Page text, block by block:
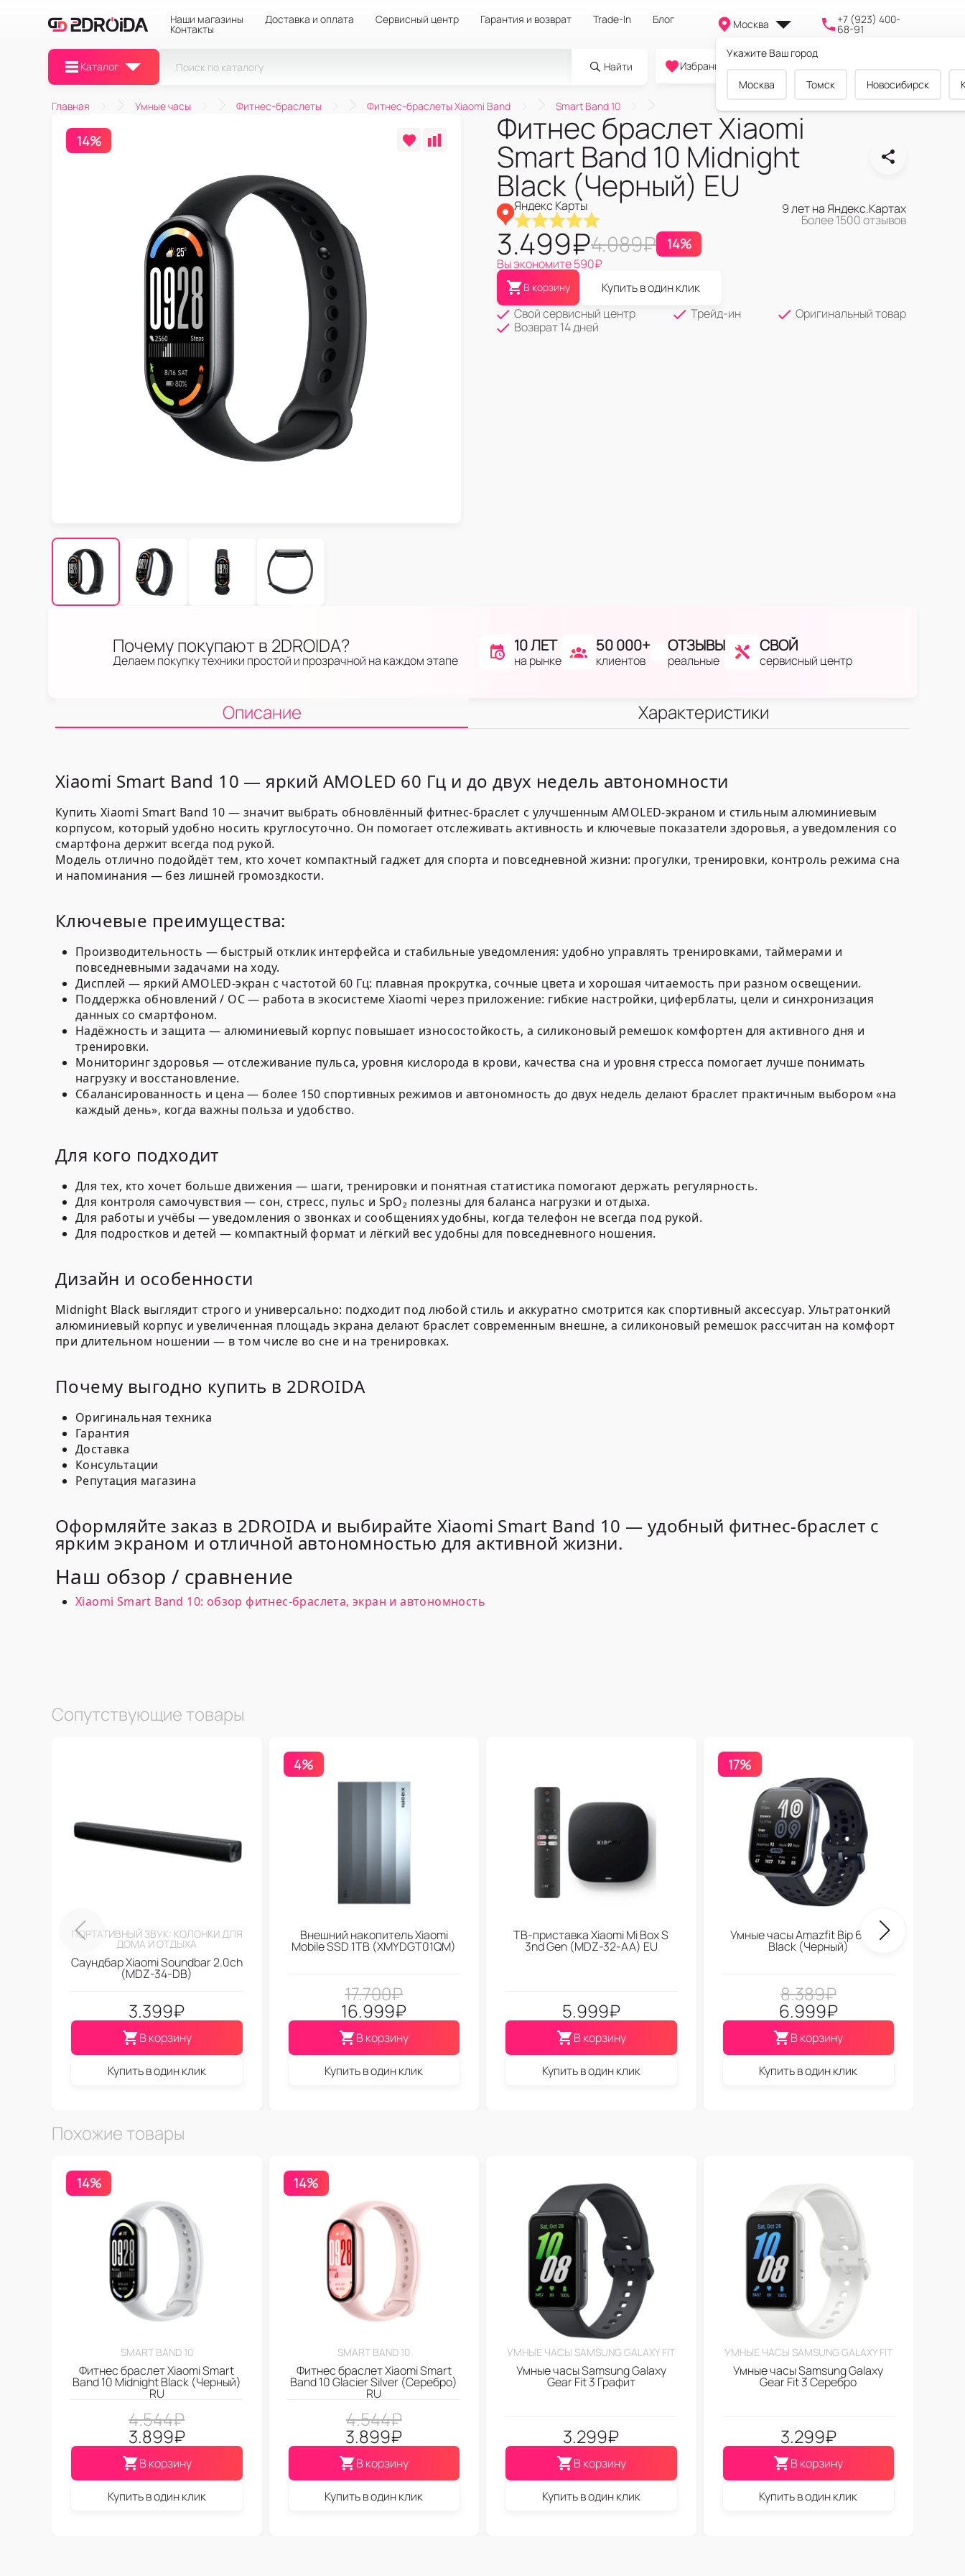
Наши магазины Доставка и оплата Сервисный центр Гарантия и возврат Trade-In Блог
Контакты Москва
Укажите Ваш город
Москва Томск Новосибирск
+7 (923) 400-
68-91
Каталог Найти
0
Избранное Cравнение Корзина
Главная Умные часы Фитнес-браслеты Фитнес-браслеты Xiaomi Band Smart Band 10
14% Фитнес браслет Xiaomi
Smart Band 10 Midnight
Black (Черный) EU
Яндекс Карты 9 лет на Яндекс.Картах
Более 1500 отзывов
4.089₽
3.499₽ 14%
Вы экономите590₽
В корзину
Купить в один клик
Свой сервисный центр
Трейд-ин
Оригинальный товар
Возврат 14 дней
Почему покупают в 2DROIDA?
Делаем покупку техники простой и прозрачной на каждом этапе
10 ЛЕТ
на рынке
50 000+
клиентов
ОТЗЫВЫ
реальные
СВОЙ
сервисный центр
Описание Характеристики
Xiaomi Smart Band 10 — яркий AMOLED 60 Гц и до двух недель автономности
Купить Xiaomi Smart Band 10 — значит выбрать обновлённый фитнес-браслет с улучшенным AMOLED-экраном и стильным алюминиевым
корпусом, который удобно носить круглосуточно. Он помогает отслеживать активность и ключевые показатели здоровья, а уведомления со
смартфона держит всегда под рукой.
Модель отлично подойдёт тем, кто хочет компактный гаджет для спорта и повседневной жизни: прогулки, тренировки, контроль режима сна
и напоминания — без лишней громоздкости.
Ключевые преимущества:
Производительность — быстрый отклик интерфейса и стабильные уведомления: удобно управлять тренировками, таймерами и
повседневными задачами на ходу.
Дисплей — яркий AMOLED-экран с частотой 60 Гц: плавная прокрутка, сочные цвета и хорошая читаемость при разном освещении.
Поддержка обновлений / ОС — работа в экосистеме Xiaomi через приложение: гибкие настройки, циферблаты, цели и синхронизация
данных со смартфоном.
Надёжность и защита — алюминиевый корпус повышает износостойкость, а силиконовый ремешок комфортен для активного дня и
тренировки.
Мониторинг здоровья — отслеживание пульса, уровня кислорода в крови, качества сна и уровня стресса помогает лучше понимать
нагрузку и восстановление.
Сбалансированность и цена — более 150 спортивных режимов и автономность до двух недель делают браслет практичным выбором «на
каждый день», когда важны польза и удобство.
Для кого подходит
Для тех, кто хочет больше движения — шаги, тренировки и понятная статистика помогают держать регулярность.
Для контроля самочувствия — сон, стресс, пульс и SpO₂ полезны для баланса нагрузки и отдыха.
Для работы и учёбы — уведомления о звонках и сообщениях удобны, когда телефон не всегда под рукой.
Для подростков и детей — компактный формат и лёгкий вес удобны для повседневного ношения.
Дизайн и особенности
Midnight Black выглядит строго и универсально: подходит под любой стиль и аккуратно смотрится как спортивный аксессуар. Ультратонкий
алюминиевый корпус и увеличенная площадь экрана делают браслет современным внешне, а силиконовый ремешок рассчитан на комфорт
при длительном ношении — в том числе во сне и на тренировках.
Почему выгодно купить в 2DROIDA
Оригинальная техника
Гарантия
Доставка
Консультации
Репутация магазина
Оформляйте заказ в 2DROIDA и выбирайте Xiaomi Smart Band 10 — удобный фитнес-браслет с
ярким экраном и отличной автономностью для активной жизни.
Наш обзор / сравнение
Xiaomi Smart Band 10: обзор фитнес-браслета, экран и автономность
Сопутствующие товары
ПОРТАТИВНЫЙ ЗВУК: КОЛОНКИ ДЛЯ
ДОМА И ОТДЫХА
Саундбар Xiaomi Soundbar 2.0ch
(MDZ-34-DB)
3.399₽
В корзину
Купить в один клик
4%
Внешний накопитель Xiaomi
Mobile SSD 1TB (XMYDGT01QM)
17.700₽
16.999₽
В корзину
Купить в один клик
ТВ-приставка Xiaomi Mi Box S
3nd Gen (МDZ-32-АА) EU
5.999₽
В корзину
Купить в один клик
17%
Умные часы Amazfit Bip 6 Soft
Black (Черный)
8.389₽
6.999₽
В корзину
Купить в один клик
Похожие товары
14%
SMART BAND 10
Фитнес браслет Xiaomi Smart
Band 10 Midnight Black (Черный)
RU
4.544₽
3.899₽
В корзину
Купить в один клик
14%
SMART BAND 10
Фитнес браслет Xiaomi Smart
Band 10 Glacier Silver (Серебро)
RU
4.544₽
3.899₽
В корзину
Купить в один клик
УМНЫЕ ЧАСЫ SAMSUNG GALAXY FIT
Умные часы Samsung Galaxy
Gear Fit 3 Графит
3.299₽
В корзину
Купить в один клик
УМНЫЕ ЧАСЫ SAMSUNG GALAXY FIT
Умные часы Samsung Galaxy
Gear Fit 3 Серебро
3.299₽
В корзину
Купить в один клик